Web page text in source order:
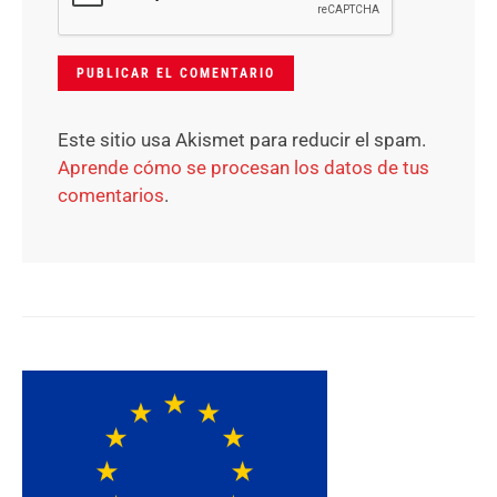
Este sitio usa Akismet para reducir el spam.
Aprende cómo se procesan los datos de tus
comentarios.